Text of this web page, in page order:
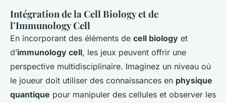
Intégration de la Cell Biology et de
l’Immunology Cell
En incorporant des éléments de cell biology et
d’immunology cell, les jeux peuvent offrir une
perspective multidisciplinaire. Imaginez un niveau où
le joueur doit utiliser des connaissances en physique
quantique pour manipuler des cellules et observer les